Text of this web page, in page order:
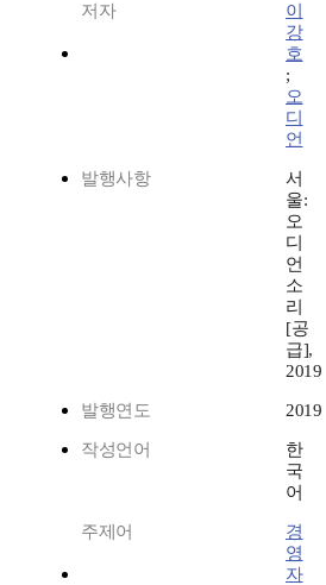
저자
이
강
호
;
오
디
언
발행사항
서
울:
오
디
언
소
리
[공
급],
2019
발행연도 2019
작성언어
한
국
어
주제어
경
영
자